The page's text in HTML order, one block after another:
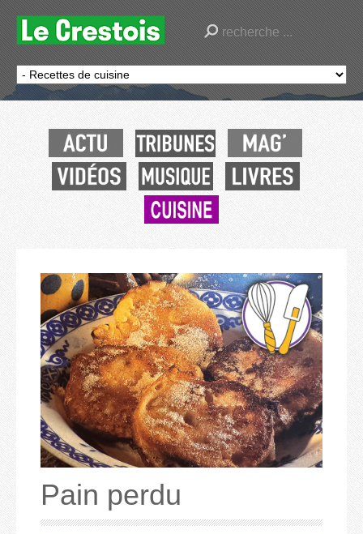
Pain perdu